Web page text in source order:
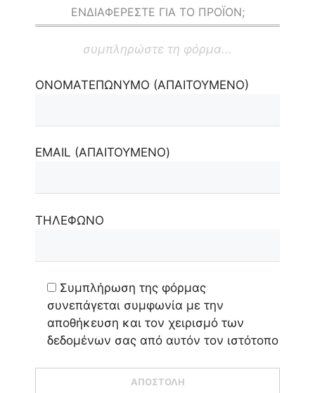
ΕΝΔΙΑΦΕΡΕΣΤΕ ΓΙΑ ΤΟ ΠΡΟΪΟΝ;
συμπληρώστε τη φόρμα...
ΟΝΟΜΑΤΕΠΩΝΥΜΟ (ΑΠΑΙΤΟΥΜΕΝΟ)
EMAIL (ΑΠΑΙΤΟΥΜΕΝΟ)
ΤΗΛΕΦΩΝΟ
Συμπλήρωση της φόρμας
συνεπάγεται συμφωνία με την
αποθήκευση και τον χειρισμό των
δεδομένων σας από αυτόν τον ιστότοπο